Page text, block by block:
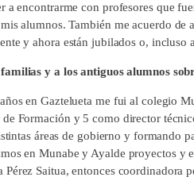
a encontrarme con profesores que
alumnos. También me acuerdo de
y ahora están jubilados o, incluso
y a los antiguos alumnos
en Gaztelueta me fui al colegio
Formación y 5 como director
áreas de gobierno y formando
en Munabe y Ayalde proyectos y
Saitua, entonces coordinadora